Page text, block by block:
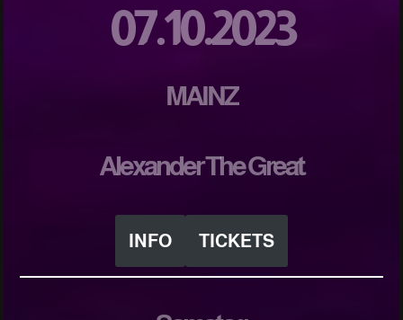
07.10.2023
MAINZ
Alexander The Great
INFO TICKETS